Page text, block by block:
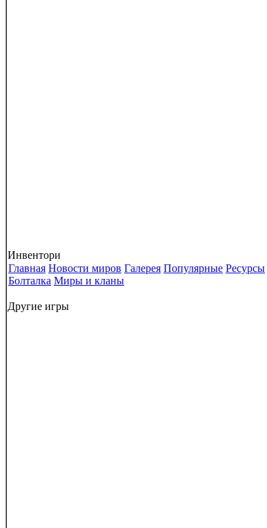
Инвентори
Главная Новости миров Галерея Популярные Ресурсы
Болталка Миры и кланы
Другие игры